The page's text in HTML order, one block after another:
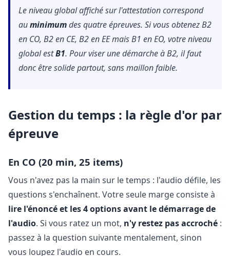
Le niveau global affiché sur l'attestation correspond
auminimumdes quatre épreuves. Si vous obtenez B2
en CO, B2 en CE, B2 en EE mais B1 en EO, votre niveau
global estB1. Pour viser une démarche à B2, il faut
donc être solide partout, sans maillon faible.
Gestion du temps : la règle d'or par
épreuve
En CO (20 min, 25 items)
Vous n'avez pas la main sur le temps : l'audio défile, les
questions s'enchaînent. Votre seule marge consiste à
lire l'énoncé et les 4 options avant le démarrage de
l'audio. Si vous ratez un mot, n'y restez pas accroché :
passez à la question suivante mentalement, sinon
vous loupez l'audio en cours.